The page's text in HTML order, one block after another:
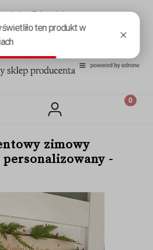
się Zaloguj się
zimowy
-